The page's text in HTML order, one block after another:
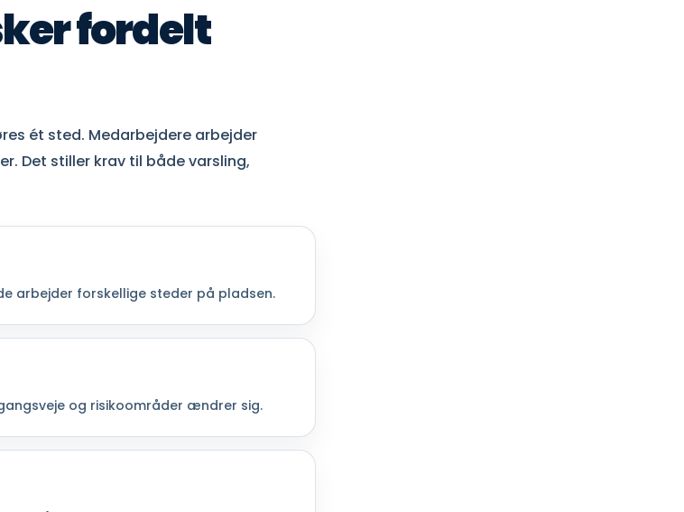
fordelt
ét sted. Medarbejdere arbejder
Det stiller krav til både varsling,
arbejder forskellige steder på pladsen.
og risikoområder ændrer sig.